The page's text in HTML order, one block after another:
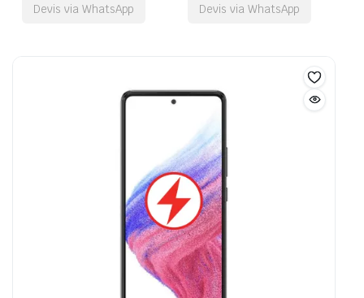
Devis via WhatsApp Devis via WhatsApp